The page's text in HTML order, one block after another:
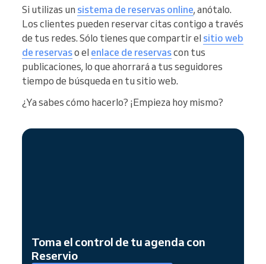
Si utilizas un sistema de reservas online, anótalo.
Los clientes pueden reservar citas contigo a través
de tus redes. Sólo tienes que compartir el sitio web
de reservaso el enlace de reservascon tus
publicaciones, lo que ahorrará a tus seguidores
tiempo de búsqueda en tu sitio web.
¿Ya sabes cómo hacerlo? ¡Empieza hoy mismo?
Toma el control de tu agenda con
Reservio